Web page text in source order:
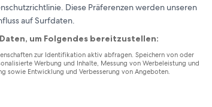
Diese Präferenzen werden unseren
auf Surfdaten.
um Folgendes bereitzustellen:
zur Identifikation aktiv abfragen. Speichern von oder
Werbung und Inhalte, Messung von Werbeleistung und
sowie Entwicklung und Verbesserung von Angeboten.